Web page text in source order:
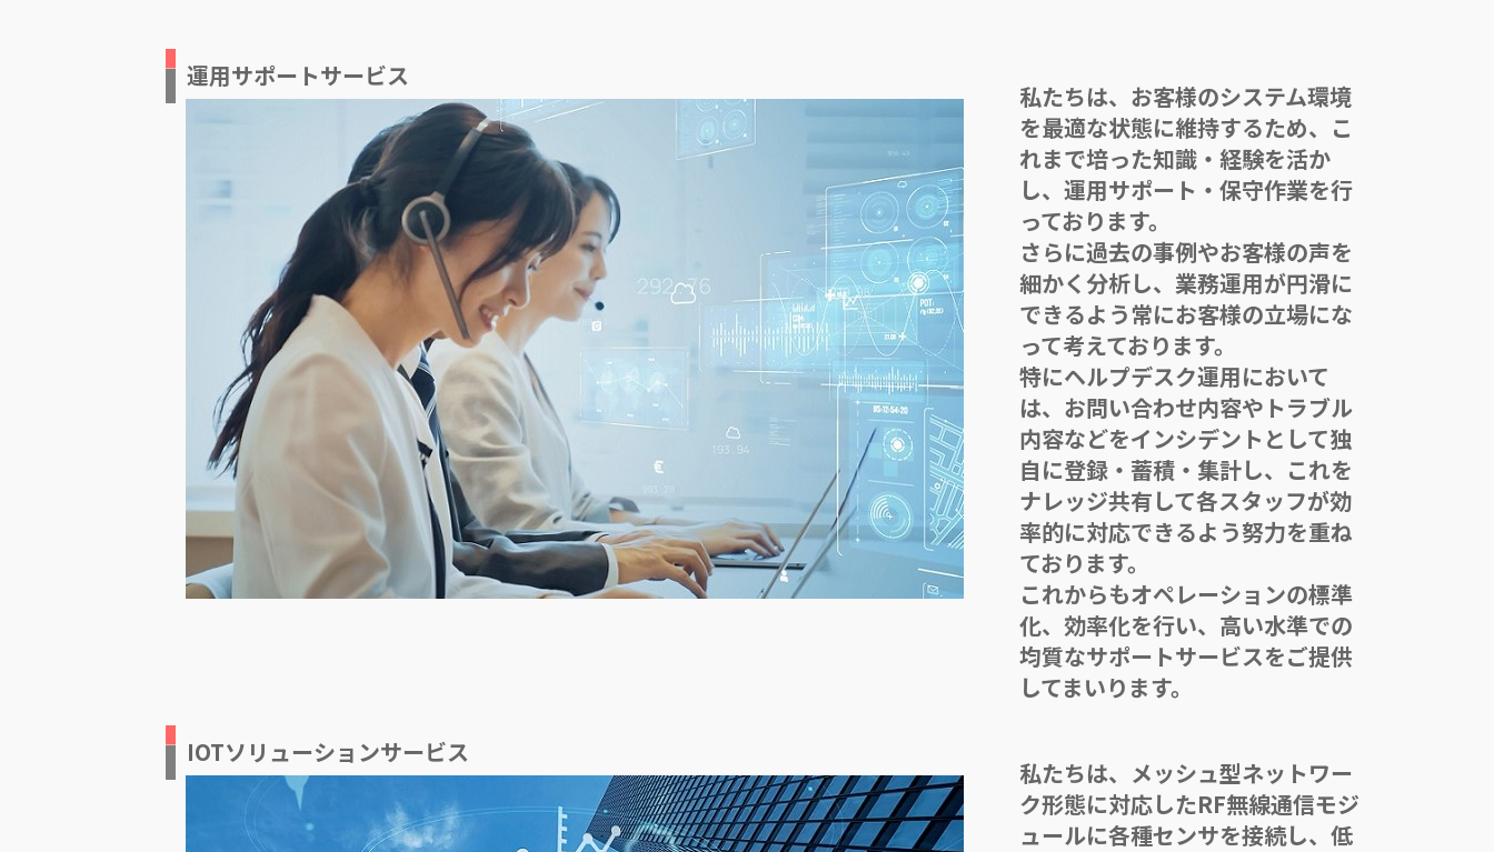
運用サポートサービス
私たちは、お客様のシステム環境
を最適な状態に維持するため、こ
れまで培った知識・経験を活か
し、運用サポート・保守作業を行
っております。
さらに過去の事例やお客様の声を
細かく分析し、業務運用が円滑に
できるよう常にお客様の立場にな
って考えております。
特にヘルプデスク運用において
は、お問い合わせ内容やトラブル
内容などをインシデントとして独
自に登録・蓄積・集計し、これを
ナレッジ共有して各スタッフが効
率的に対応できるよう努力を重ね
ております。
これからもオペレーションの標準
化、効率化を行い、高い水準での
均質なサポートサービスをご提供
してまいります。
IOTソリューションサービス
私たちは、メッシュ型ネットワー
ク形態に対応したRF無線通信モジ
ュールに各種センサを接続し、低